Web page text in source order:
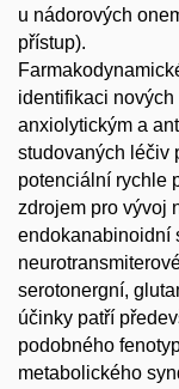
u nádorových
přístup).
identifikaci
anxiolytickým a
studovaných léčiv
potenciální rychle
zdrojem pro vývoj
endokanabinoidní
serotonergní,
účinky patří
podobného
metabolického